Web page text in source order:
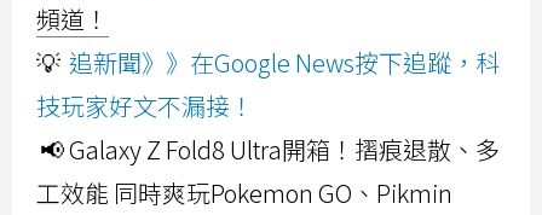
頻道！
💡 追新聞》》在Google News按下追蹤，科
技玩家好文不漏接！
📢 Galaxy Z Fold8 Ultra開箱！摺痕退散、多
工效能 同時爽玩Pokemon GO、Pikmin